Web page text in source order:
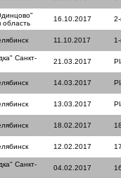
область
16.10.2017
11.10.2017
Санкт-
21.03.2017
14.03.2017
13.03.2017
18.02.2017
12.02.2017
Санкт-
04.02.2017